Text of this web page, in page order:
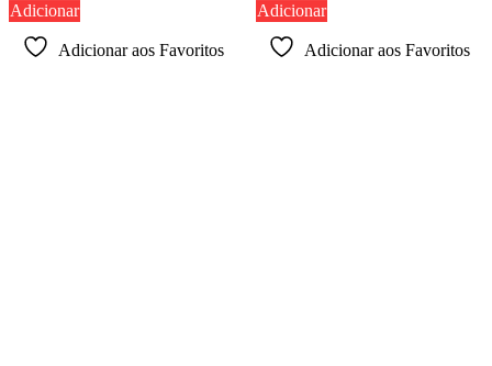
Adicionar
Adicionar aos Favoritos
Adicionar
Adicionar aos Favoritos